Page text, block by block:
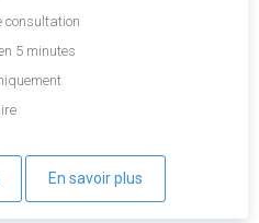
consultation
5 minutes
En savoir plus